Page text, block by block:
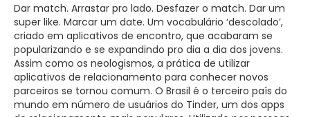
Dar match. Arrastar pro lado. Desfazer o match. Dar um
super like. Marcar um date. Um vocabulário ‘descolado’,
criado em aplicativos de encontro, que acabaram se
popularizando e se expandindo pro dia a dia dos jovens.
Assim como os neologismos, a prática de utilizar
aplicativos de relacionamento para conhecer novos
parceiros se tornou comum. O Brasil é o terceiro país do
mundo em número de usuários do Tinder, um dos apps